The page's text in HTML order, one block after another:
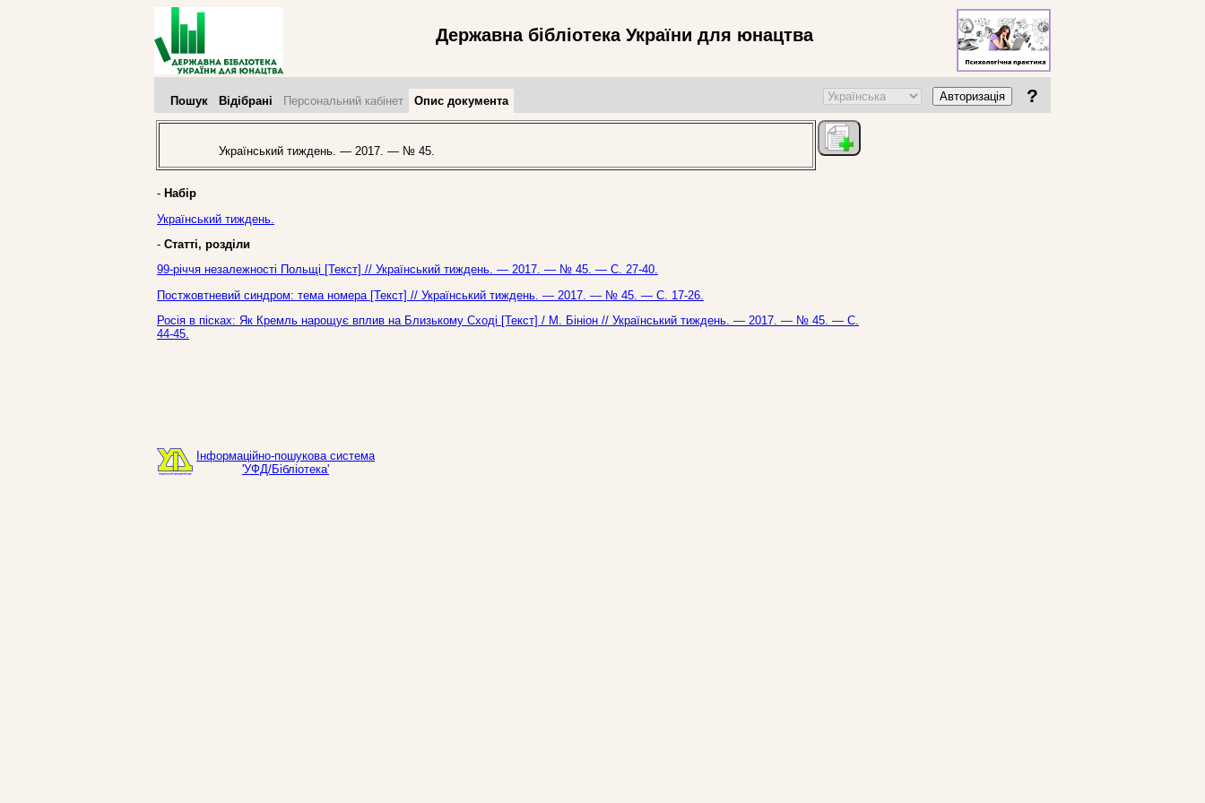
Державна бібліотека України для юнацтва
Пошук Відібрані Персональний кабінет Опис документа Авторизація ?
Український тиждень. — 2017. — № 45.
- Набір
Український тиждень.
- Статті, розділи
99-річчя незалежності Польщі [Текст] // Український тиждень. — 2017. — № 45. — С. 27-40.
Постжовтневий синдром: тема номера [Текст] // Український тиждень. — 2017. — № 45. — С. 17-26.
Росія в пісках: Як Кремль нарощує вплив на Близькому Сході [Текст] / М. Бініон // Український тиждень. — 2017. — № 45. — С.
44-45.
Інформаційно-пошукова система
'УФД/Бібліотека'